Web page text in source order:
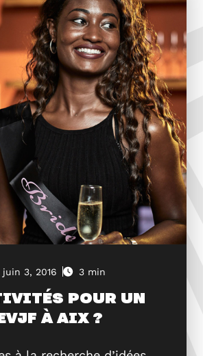
juin 3, 2016 3 min
POUR UN
À AIX ?